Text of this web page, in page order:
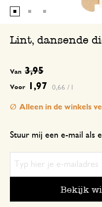
Lint, dansende
Voor 1,97
Van 3,95
0,66 / l
Stuur mij een e-mail als
Bekijk
Alleen in de winkels